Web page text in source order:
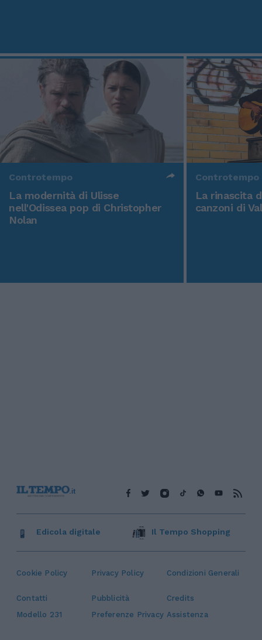
Controtempo
La modernità di Ulisse
nell'Odissea pop di Christopher
Nolan
Controtempo
La rinascita
canzoni di
Cookie Policy Privacy Policy Condizioni Generali
Contatti Pubblicità
Credits
Modello 231
Preferenze Privacy Assistenza
Edicola digitale Il Tempo Shopping